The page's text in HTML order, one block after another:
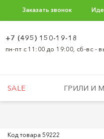
Заказать звонок
+7 (495) 150-19-18
пн-пт с 11:00 до 19:00, сб-вс -
SALE ГРИЛИ И
Код товара 59222